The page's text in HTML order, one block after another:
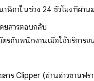
ฬิกาในช่วง 24 ชั่วโมงที่ผ่า
ยสารตอบกลับ
กับพนักงานเมื่อใช้บริการข
สาร Clipper (ย่านอ่าวซาน